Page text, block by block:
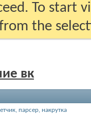
To start
the
вк
парсер, накрутка